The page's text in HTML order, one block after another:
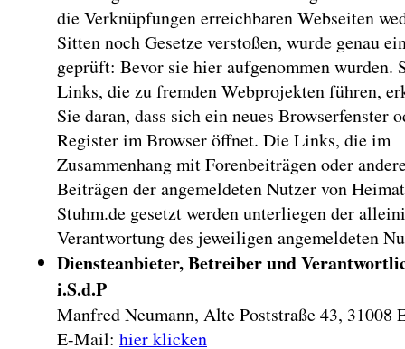
die Verknüpfungen erreichbaren Webseiten
Sitten noch Gesetze verstoßen, wurde genau
geprüft: Bevor sie hier aufgenommen wurden.
Links, die zu fremden Webprojekten führen,
Sie daran, dass sich ein neues Browserfenster
Register im Browser öffnet. Die Links, die im
Zusammenhang mit Forenbeiträgen oder
Beiträgen der angemeldeten Nutzer von
Stuhm.de gesetzt werden unterliegen der
Verantwortung des jeweiligen angemeldeten
Diensteanbieter, Betreiber und
i.S.d.P
Manfred Neumann, Alte Poststraße 43, 31008
E-Mail: hier klicken